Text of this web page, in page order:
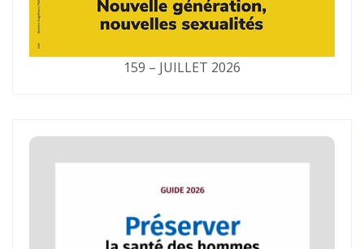
159 – JUILLET 2026